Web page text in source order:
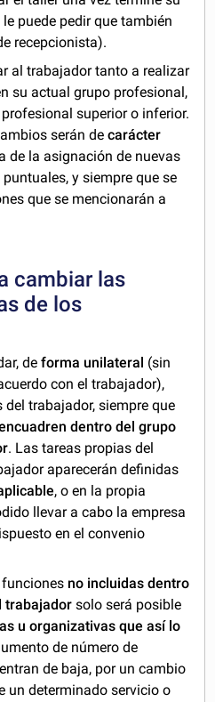
puede pedir que también
recepcionista).
al trabajador tanto a realizar
su actual grupo profesional,
superior o inferior.
serán decarácter
de la asignación de nuevas
y siempre que se
que se mencionarán a
cambiar las
de los
deforma unilateral (sin
con el trabajador),
trabajador, siempre que
dentro del grupo
. Las tareas propias del
aparecerán definidas
, o en la propia
llevar a cabo la empresa
en el convenio
no incluidas dentro
trabajador solo será posible
u organizativas que así lo
de número de
de baja, por un cambio
un determinado servicio o